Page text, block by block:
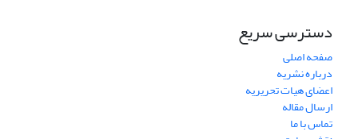
دسترسی سریع
صفحه اصلی
درباره نشریه
اعضای هیات تحریریه
ارسال مقاله
تماس با ما